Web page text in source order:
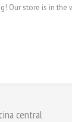
Our store is in
central